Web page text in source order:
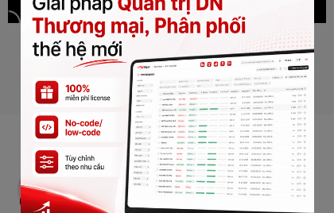
ĐĂNG KÝ NHẬN DEMO
01
Quản trị liền mạch
Mua - kho - bán
TÍNH NĂNG CHÍNH